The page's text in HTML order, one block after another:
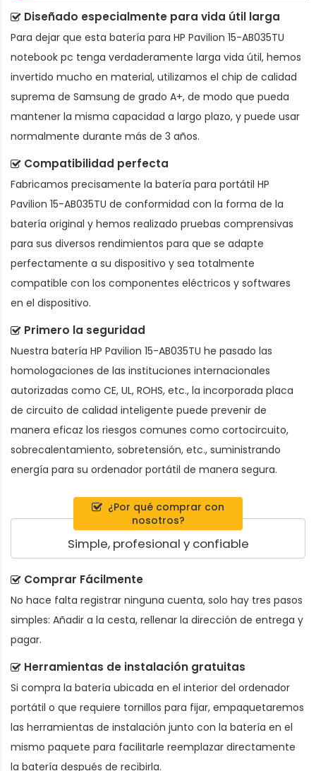
Diseñado especialmente para vida útil larga
Para dejar que esta batería para HP Pavilion 15-AB035TU
notebook pc tenga verdaderamente larga vida útil, hemos
invertido mucho en material, utilizamos el chip de calidad
suprema de Samsung de grado A+, de modo que pueda
mantener la misma capacidad a largo plazo, y puede usar
normalmente durante más de 3 años.
Compatibilidad perfecta
Fabricamos precisamente la batería para portátil HP
Pavilion 15-AB035TU de conformidad con la forma de la
batería original y hemos realizado pruebas comprensivas
para sus diversos rendimientos para que se adapte
perfectamente a su dispositivo y sea totalmente
compatible con los componentes eléctricos y softwares
en el dispositivo.
Primero la seguridad
Nuestra batería HP Pavilion 15-AB035TU he pasado las
homologaciones de las instituciones internacionales
autorizadas como CE, UL, ROHS, etc., la incorporada placa
de circuito de calidad inteligente puede prevenir de
manera eficaz los riesgos comunes como cortocircuito,
sobrecalentamiento, sobretensión, etc., suministrando
energía para su ordenador portátil de manera segura.
¿Por qué comprar con
nosotros?
Simple, profesional y confiable
Comprar Fácilmente
No hace falta registrar ninguna cuenta, solo hay tres pasos
simples: Añadir a la cesta, rellenar la dirección de entrega y
pagar.
Herramientas de instalación gratuitas
Si compra la batería ubicada en el interior del ordenador
portátil o que requiere tornillos para fijar, empaquetaremos
las herramientas de instalación junto con la batería en el
mismo paquete para facilitarle reemplazar directamente
la batería después de recibirla.